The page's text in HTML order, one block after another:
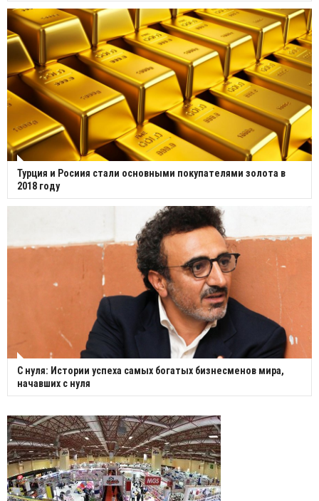
Турция и Росиия стали основными покупателями золота в
2018 году
С нуля: Истории успеха самых богатых бизнесменов мира,
начавших с нуля